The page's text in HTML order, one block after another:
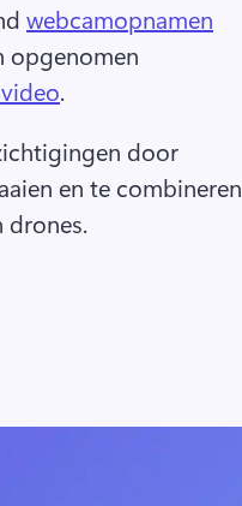
webcamopnamen
opgenomen
.
door
en te combineren
drones.